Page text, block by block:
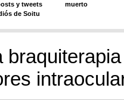
y tweets
de Soitu
muerto